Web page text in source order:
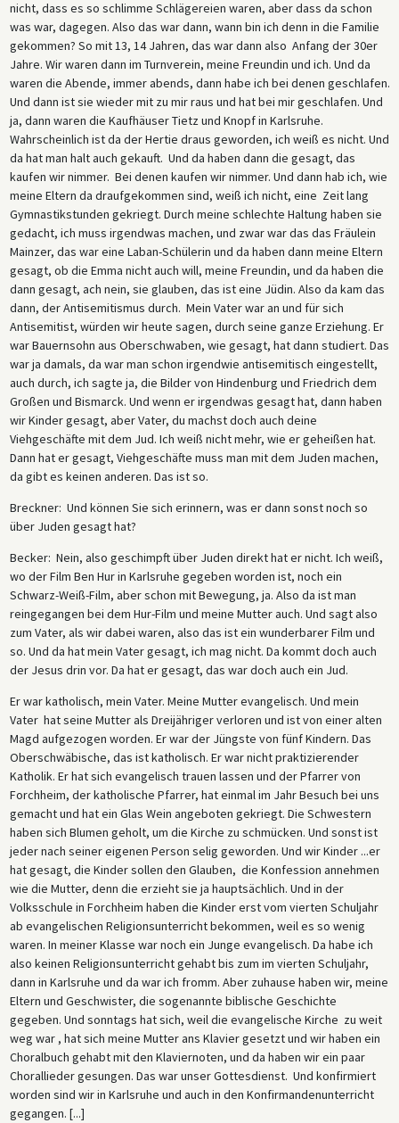
nicht, dass es so schlimme Schlägereien waren, aber dass da schon
was war, dagegen. Also das war dann, wann bin ich denn in die Familie
gekommen? So mit 13, 14 Jahren, das war dann also Anfang der 30er
Jahre. Wir waren dann im Turnverein, meine Freundin und ich. Und da
waren die Abende, immer abends, dann habe ich bei denen geschlafen.
Und dann ist sie wieder mit zu mir raus und hat bei mir geschlafen. Und
ja, dann waren die Kaufhäuser Tietz und Knopf in Karlsruhe.
Wahrscheinlich ist da der Hertie draus geworden, ich weiß es nicht. Und
da hat man halt auch gekauft. Und da haben dann die gesagt, das
kaufen wir nimmer. Bei denen kaufen wir nimmer. Und dann hab ich, wie
meine Eltern da draufgekommen sind, weiß ich nicht, eine Zeit lang
Gymnastikstunden gekriegt. Durch meine schlechte Haltung haben sie
gedacht, ich muss irgendwas machen, und zwar war das das Fräulein
Mainzer, das war eine Laban-Schülerin und da haben dann meine Eltern
gesagt, ob die Emma nicht auch will, meine Freundin, und da haben die
dann gesagt, ach nein, sie glauben, das ist eine Jüdin. Also da kam das
dann, der Antisemitismus durch. Mein Vater war an und für sich
Antisemitist, würden wir heute sagen, durch seine ganze Erziehung. Er
war Bauernsohn aus Oberschwaben, wie gesagt, hat dann studiert. Das
war ja damals, da war man schon irgendwie antisemitisch eingestellt,
auch durch, ich sagte ja, die Bilder von Hindenburg und Friedrich dem
Großen und Bismarck. Und wenn er irgendwas gesagt hat, dann haben
wir Kinder gesagt, aber Vater, du machst doch auch deine
Viehgeschäfte mit dem Jud. Ich weiß nicht mehr, wie er geheißen hat.
Dann hat er gesagt, Viehgeschäfte muss man mit dem Juden machen,
da gibt es keinen anderen. Das ist so.
Breckner: Und können Sie sich erinnern, was er dann sonst noch so
über Juden gesagt hat?
Becker: Nein, also geschimpft über Juden direkt hat er nicht. Ich weiß,
wo der Film Ben Hur in Karlsruhe gegeben worden ist, noch ein
Schwarz-Weiß-Film, aber schon mit Bewegung, ja. Also da ist man
reingegangen bei dem Hur-Film und meine Mutter auch. Und sagt also
zum Vater, als wir dabei waren, also das ist ein wunderbarer Film und
so. Und da hat mein Vater gesagt, ich mag nicht. Da kommt doch auch
der Jesus drin vor. Da hat er gesagt, das war doch auch ein Jud.
Er war katholisch, mein Vater. Meine Mutter evangelisch. Und mein
Vater hat seine Mutter als Dreijähriger verloren und ist von einer alten
Magd aufgezogen worden. Er war der Jüngste von fünf Kindern. Das
Oberschwäbische, das ist katholisch. Er war nicht praktizierender
Katholik. Er hat sich evangelisch trauen lassen und der Pfarrer von
Forchheim, der katholische Pfarrer, hat einmal im Jahr Besuch bei uns
gemacht und hat ein Glas Wein angeboten gekriegt. Die Schwestern
haben sich Blumen geholt, um die Kirche zu schmücken. Und sonst ist
jeder nach seiner eigenen Person selig geworden. Und wir Kinder ...er
hat gesagt, die Kinder sollen den Glauben, die Konfession annehmen
wie die Mutter, denn die erzieht sie ja hauptsächlich. Und in der
Volksschule in Forchheim haben die Kinder erst vom vierten Schuljahr
ab evangelischen Religionsunterricht bekommen, weil es so wenig
waren. In meiner Klasse war noch ein Junge evangelisch. Da habe ich
also keinen Religionsunterricht gehabt bis zum im vierten Schuljahr,
dann in Karlsruhe und da war ich fromm. Aber zuhause haben wir, meine
Eltern und Geschwister, die sogenannte biblische Geschichte
gegeben. Und sonntags hat sich, weil die evangelische Kirche zu weit
weg war , hat sich meine Mutter ans Klavier gesetzt und wir haben ein
Choralbuch gehabt mit den Klaviernoten, und da haben wir ein paar
Chorallieder gesungen. Das war unser Gottesdienst. Und konfirmiert
worden sind wir in Karlsruhe und auch in den Konfirmandenunterricht
gegangen. [...]